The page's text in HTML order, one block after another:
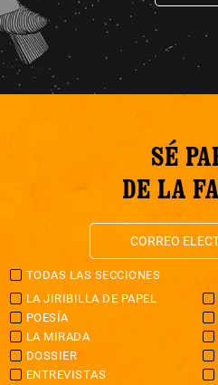
SÉ
DE LA
TODAS LAS SECCIONES
LA JIRIBILLA DE PAPEL
POESÍA
LA MIRADA
DOSSIER
ENTREVISTAS